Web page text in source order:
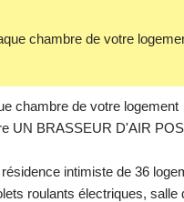
chambre de votre
chambre de votre logement
UN BRASSEUR D'AIR
intimiste de 36
roulants électriques, salle